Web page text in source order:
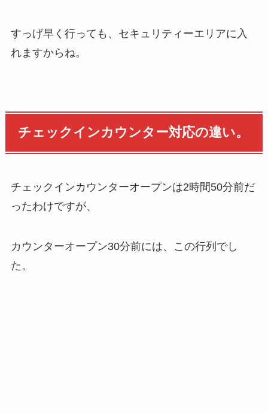
すっげ早く行っても、セキュリティーエリアに入
れますからね。
チェックインカウンター対応の違い。
チェックインカウンターオープンは2時間50分前だ
ったわけですが、
カウンターオープン30分前には、この行列でし
た。